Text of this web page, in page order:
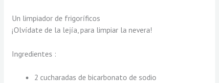
Un limpiador de frigoríficos
¡Olvídate de la lejía, para limpiar la nevera!
Ingredientes :
2 cucharadas de bicarbonato de sodio